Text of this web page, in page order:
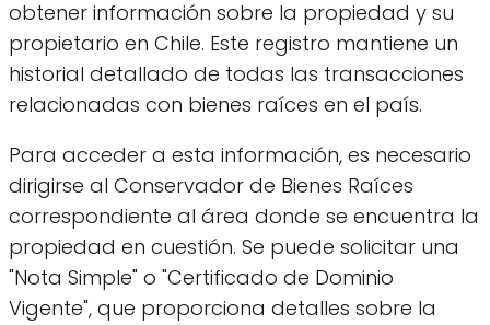
obtener información sobre la propiedad y su
propietario en Chile. Este registro mantiene un
historial detallado de todas las transacciones
relacionadas con bienes raíces en el país.
Para acceder a esta información, es necesario
dirigirse al Conservador de Bienes Raíces
correspondiente al área donde se encuentra la
propiedad en cuestión. Se puede solicitar una
"Nota Simple" o "Certificado de Dominio
Vigente", que proporciona detalles sobre la